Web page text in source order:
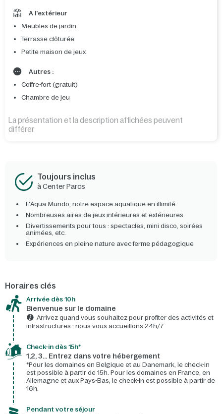
A l'extérieur
Meubles de jardin
Terrasse clôturée
Petite maison de jeux
Autres :
Coffre-fort (gratuit)
Chambre de jeu
La présentation et la description affichées peuvent
différer
Toujours inclus
à Center Parcs
L'Aqua Mundo, notre espace aquatique en illimité
Nombreuses aires de jeux intérieures et extérieures
Divertissements pour tous : spectacles, mini disco, soirées
animées, etc.
Expériences en pleine nature avec ferme pédagogique
Horaires clés
Arrivée dès 10h​
Bienvenue sur le domaine​
Arrivez quand vous souhaitez pour profiter des activités et
infrastructures : nous vous accueillons 24h/7​
Check-in dès 15h*​
1,2, 3… Entrez dans votre hébergement
*Pour les domaines en Belgique et au Danemark, le check-in
est possible à partir de 15h. Pour les domaines en France, en
Allemagne et aux Pays-Bas, le check-in est possible à partir de
16h.
Pendant votre séjour